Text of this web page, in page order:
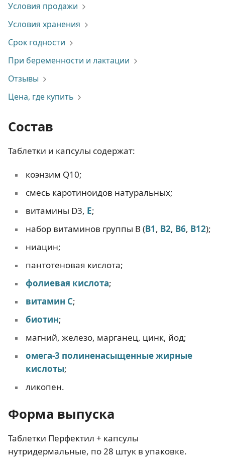
Условия продажи
Условия хранения
Срок годности
При беременности и лактации
Отзывы
Цена, где купить
Состав
Таблетки и капсулы содержат:
коэнзим Q10;
смесь каротиноидов натуральных;
витамины D3, Е;
набор витаминов группы В (В1, В2, В6, В12);
ниацин;
пантотеновая кислота;
фолиевая кислота;
витамин С;
биотин;
магний, железо, марганец, цинк, йод;
омега-3 полиненасыщенные жирные
кислоты;
ликопен.
Форма выпуска
Таблетки Перфектил + капсулы
нутридермальные, по 28 штук в упаковке.